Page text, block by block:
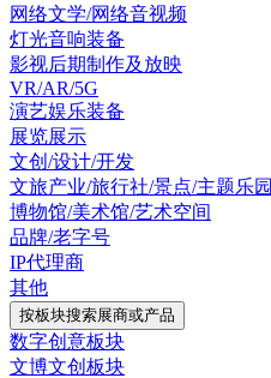
网络文学/网络音视频
灯光音响装备
影视后期制作及放映
VR/AR/5G
演艺娱乐装备
展览展示
文创/设计/开发
文旅产业/旅行社/景点/主题乐园
博物馆/美术馆/艺术空间
品牌/老字号
IP代理商
其他
按板块搜索展商或产品
数字创意板块
文博文创板块